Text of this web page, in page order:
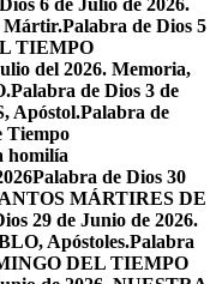
6 de Julio de 2026.
Mártir.Palabra de Dios 5
TIEMPO
del 2026. Memoria,
Palabra de Dios 3 de
Apóstol.Palabra de
Tiempo
homilía
Palabra de Dios 30
MÁRTIRES DE
29 de Junio de 2026.
Apóstoles.Palabra
DEL TIEMPO